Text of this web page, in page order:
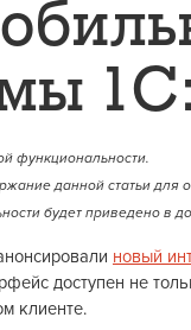
функциональности.
данной статьи для
будет приведено в
новый
доступен не
клиенте.